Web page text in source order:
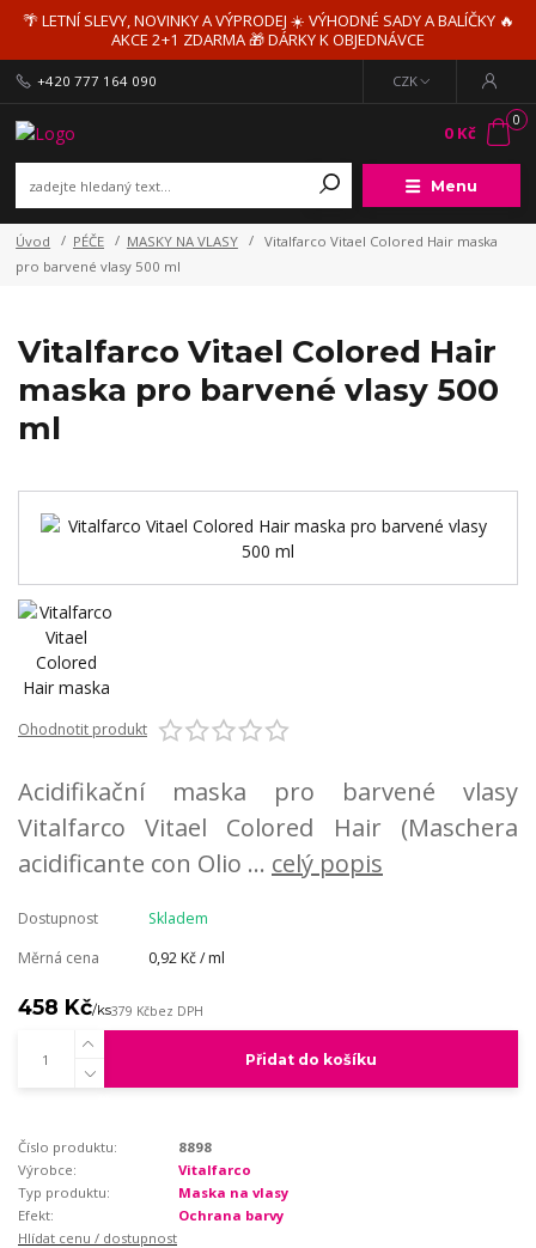
🌴 LETNÍ SLEVY, NOVINKY A VÝPRODEJ ☀️ VÝHODNÉ SADY A BALÍČKY 🔥
AKCE 2+1 ZDARMA 🎁 DÁRKY K OBJEDNÁVCE
Menu
CZK
+420 777 164 090
0
0 Kč
Úvod PÉČE MASKY NA VLASY
Vitalfarco Vitael Colored Hair maska
pro barvené vlasy 500 ml
Vitalfarco Vitael Colored Hair
maska pro barvené vlasy 500
ml
Ohodnotit produkt
Acidifikační maska pro barvené vlasy
Vitalfarco Vitael Colored Hair (Maschera
acidificante con Olio ... celý popis
Dostupnost
Skladem
Měrná cena
0,92 Kč / ml
458 Kč/ks379 Kčbez DPH
Přidat do košíku
Číslo produktu:
8898
Výrobce:
Vitalfarco
Typ produktu:
Maska na vlasy
Efekt:
Ochrana barvy
Hlídat cenu / dostupnost